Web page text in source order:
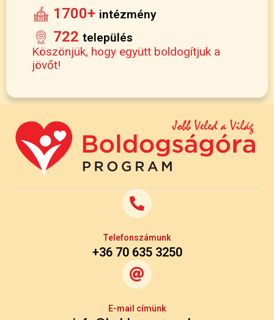
1700+ intézmény
722 település
Köszönjük, hogy együtt boldogítjuk a
jövőt!
Telefonszámunk
+36 70 635 3250
E-mail címünk